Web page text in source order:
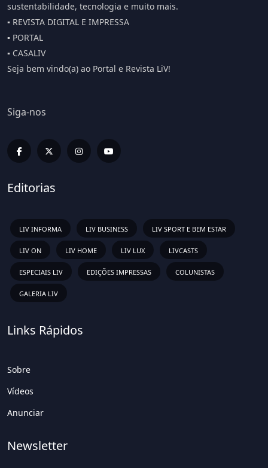
sustentabilidade, tecnologia e muito mais.
▪️ REVISTA DIGITAL E IMPRESSA
▪️ PORTAL
▪️ CASALIV
Seja bem vindo(a) ao Portal e Revista LiV!
Siga-nos
Editorias
LIV INFORMA LIV BUSINESS LIV SPORT E BEM ESTAR
LIV ON LIV HOME LIV LUX LIVCASTS
ESPECIAIS LIV EDIÇÕES IMPRESSAS COLUNISTAS
GALERIA LIV
Links Rápidos
Sobre
Vídeos
Anunciar
Newsletter